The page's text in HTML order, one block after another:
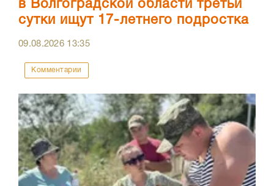
в Волгоградской области третьи
сутки ищут 17-летнего подростка
09.08.2026 13:35
Комментарии